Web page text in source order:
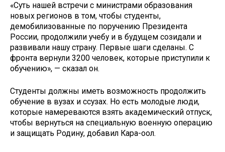
«Суть нашей встречи с министрами образования
новых регионов в том, чтобы студенты,
демобилизованные по поручению Президента
России, продолжили учебу и в будущем созидали и
развивали нашу страну. Первые шаги сделаны. С
фронта вернули 3200 человек, которые приступили к
обучению», — сказал он.
Студенты должны иметь возможность продолжить
обучение в вузах и ссузах. Но есть молодые люди,
которые намереваются взять академический отпуск,
чтобы вернуться на специальную военную операцию
и защищать Родину, добавил Кара-оол.